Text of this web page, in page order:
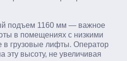
подъем 1160 мм — важное
в помещениях с низкими
в грузовые лифты. Оператор
эту высоту, не увеличивая